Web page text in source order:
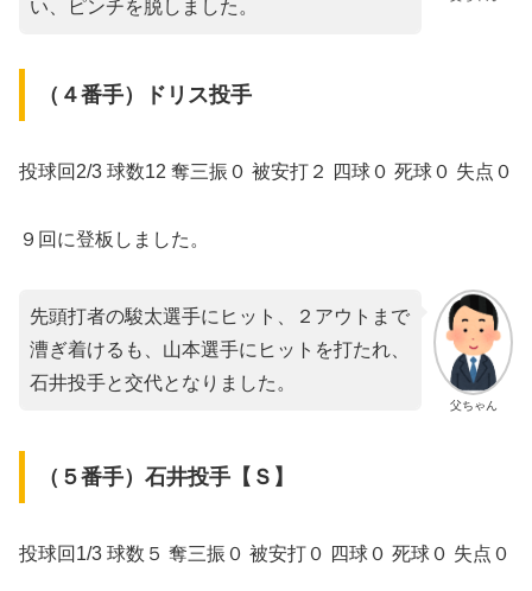
い、ピンチを脱しました。
（４番手）ドリス投手
投球回2/3 球数12 奪三振０ 被安打２ 四球０ 死球０ 失点０
９回に登板しました。
父ちゃん
先頭打者の駿太選手にヒット、２アウトまで
漕ぎ着けるも、山本選手にヒットを打たれ、
石井投手と交代となりました。
（５番手）石井投手【Ｓ】
投球回1/3 球数５ 奪三振０ 被安打０ 四球０ 死球０ 失点０